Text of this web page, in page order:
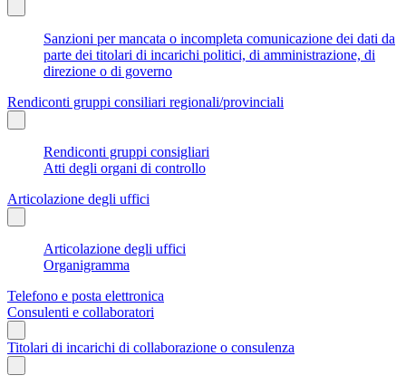
Sanzioni per mancata o incompleta comunicazione dei dati da
parte dei titolari di incarichi politici, di amministrazione, di
direzione o di governo
Rendiconti gruppi consiliari regionali/provinciali
Rendiconti gruppi consigliari
Atti degli organi di controllo
Articolazione degli uffici
Articolazione degli uffici
Organigramma
Telefono e posta elettronica
Consulenti e collaboratori
Titolari di incarichi di collaborazione o consulenza